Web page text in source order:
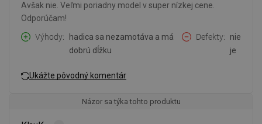
Avšak nie. Veľmi poriadny model v super nízkej cene.
Odporúčam!
Výhody
hadica sa nezamotáva a má
dobrú dĺžku
Defekty
nie
je
Ukážte pôvodný komentár
Názor sa týka tohto produktu